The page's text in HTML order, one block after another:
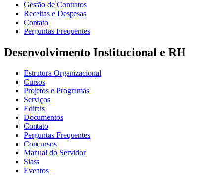
Gestão de Contratos
Receitas e Despesas
Contato
Perguntas Frequentes
Desenvolvimento Institucional e RH
Estrutura Organizacional
Cursos
Projetos e Programas
Serviços
Editais
Documentos
Contato
Perguntas Frequentes
Concursos
Manual do Servidor
Siass
Eventos